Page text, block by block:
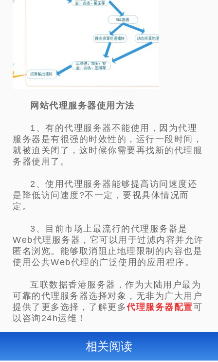
网站代理服务器使用方法
1、有的代理服务器不能使用，因为代理
服务器是有很强的时效性的，运行一段时间，
就被迫关闭了，这时候你需要再找新的代理服
务器使用了。
2、使用代理服务器能够提高访问速度还
是降低访问速度?不一定，要视具体情况而
定。
3、目前市场上最流行的代理服务器是
Web代理服务器，它可以用于过滤内容并允许
匿名浏览。能够取消阻止地理限制的内容也是
使用公共Web代理的广泛使用的应用程序。
互联数据香港服务器，作为大陆用户最为
可靠的代理服务器选择对象，无非为广大用户
提供了更多选择，了解更多代理服务器配置可
以咨询24h运维！
相关阅读